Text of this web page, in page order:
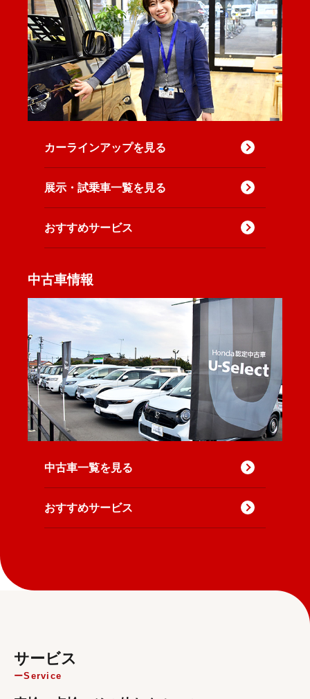
カーラインアップを見る
展示・試乗車一覧を見る
おすすめサービス
中古車情報
中古車一覧を見る
おすすめサービス
サービス
Service